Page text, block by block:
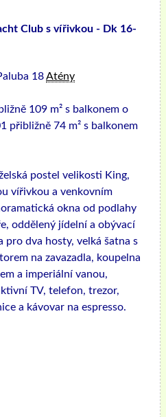
Club s vířivkou - Dk 16-
18Atény
109 m² s balkonem o
přibližně 74 m² s balkonem
postel velikosti King,
vířivkou a venkovním
okna od podlahy
oddělený jídelní a obývací
pro dva hosty, velká šatna s
na zavazadla, koupelna
a imperiální vanou,
TV, telefon, trezor,
a kávovar na espresso.